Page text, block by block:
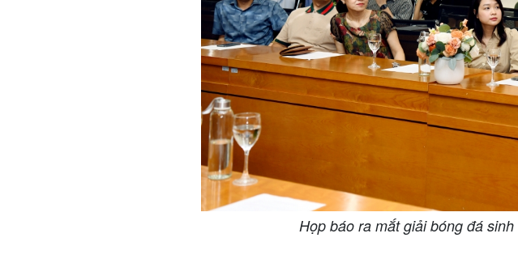
Họp báo ra mắt giải bóng đá